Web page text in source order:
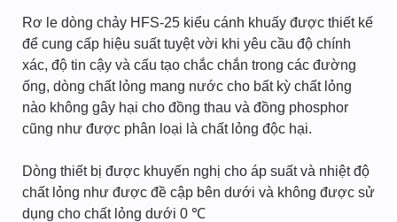
Rơ le dòng chảy HFS-25 kiểu cánh khuấy được thiết kế
để cung cấp hiệu suất tuyệt vời khi yêu cầu độ chính
xác, độ tin cậy và cấu tạo chắc chắn trong các đường
ống, dòng chất lỏng mang nước cho bất kỳ chất lỏng
nào không gây hại cho đồng thau và đồng phosphor
cũng như được phân loại là chất lỏng độc hại.
Dòng thiết bị được khuyến nghị cho áp suất và nhiệt độ
chất lỏng như được đề cập bên dưới và không được sử
dụng cho chất lỏng dưới 0 ℃